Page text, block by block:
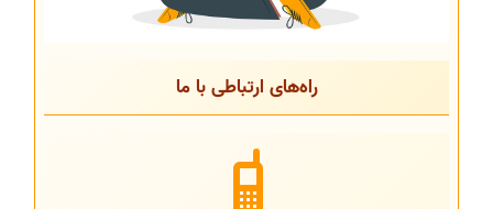
راه‌های ارتباطی با ما